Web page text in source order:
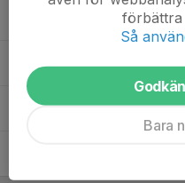
Siri T.
Vega T.
förbättra
Så
Bara